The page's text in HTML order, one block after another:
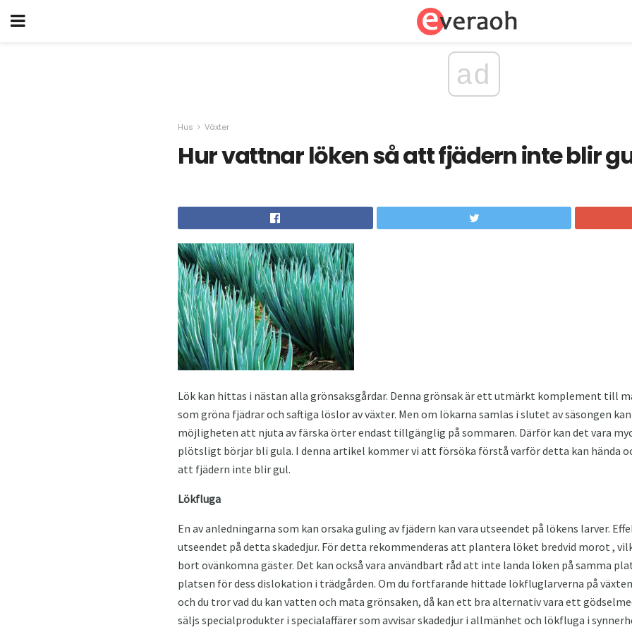
ad
Hus Växter
Hur vattnar löken så att fjädern inte blir
Lök kan hittas i nästan alla grönsaksgårdar. Denna grönsak är ett utmärkt komplement till
som gröna fjädrar och saftiga löslor av växter. Men om lökarna samlas i slutet av säsongen
möjligheten att njuta av färska örter endast tillgänglig på sommaren. Därför kan det vara
plötsligt börjar bli gula. I denna artikel kommer vi att försöka förstå varför detta kan hända
att fjädern inte blir gul.
Lökfluga
En av anledningarna som kan orsaka guling av fjädern kan vara utseendet på lökens larver.
utseendet på detta skadedjur. För detta rekommenderas att plantera löket bredvid morot ,
bort ovänkomna gäster. Det kan också vara användbart råd att inte landa löken på samma
platsen för dess dislokation i trädgården. Om du fortfarande hittade lökfluglarverna på
och du tror vad du kan vatten och mata grönsaken, då kan ett bra alternativ vara ett
säljs specialprodukter i specialaffärer som avvisar skadedjur i allmänhet och lökfluga i